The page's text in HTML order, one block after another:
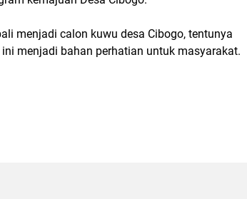
menjadi calon kuwu desa Cibogo, tentunya
menjadi bahan perhatian untuk masyarakat.